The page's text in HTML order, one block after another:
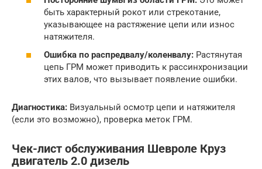
быть характерный рокот или стрекотание,
указывающее на растяжение цепи или износ
натяжителя.
Ошибка по распредвалу/коленвалу: Растянутая
цепь ГРМ может приводить к рассинхронизации
этих валов, что вызывает появление ошибки.
Диагностика: Визуальный осмотр цепи и натяжителя
(если это возможно), проверка меток ГРМ.
Чек-лист обслуживания Шевроле Круз
двигатель 2.0 дизель